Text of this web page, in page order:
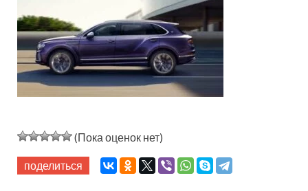
(Пока оценок нет)
поделиться